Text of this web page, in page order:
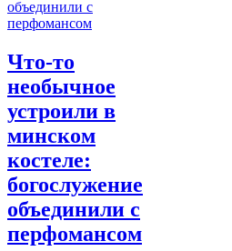
Что-то
необычное
устроили в
минском
костеле:
богослужение
объединили с
перфомансом